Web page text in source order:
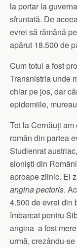
la portar la
sfruntată. De
evrei să rămână
apărut 18.500 de
Cum totul a fost
Transnistria unde
chiar pe jos, dar
epidemiile,
Tot la Cernăuți
român din partea
Studienrat
sioniști din
aproape zilnic. El
angina pectoris.
4.500 de evrei din
îmbarcat pentru
angina a fost
urmă, crezându-